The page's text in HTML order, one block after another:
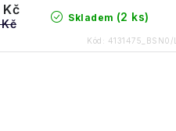
Skladem (2 ks)
Kód: 4131475_BSN0/L